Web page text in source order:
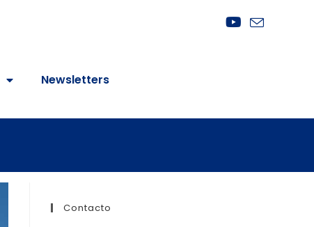
Newsletters
Contacto